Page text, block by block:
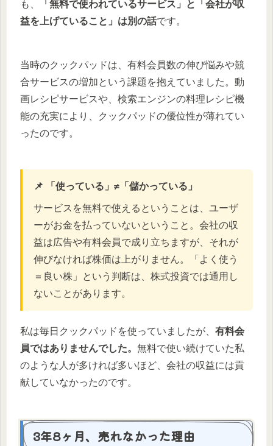
も、
「無料で使われているサービス」と「会社が収
益を上げていること」は別の話です。
当時のクックパッドは、有料会員数の伸び悩みや競
合サービスの増加という課題を抱えていました。動
画レシピサービスや、検索エンジンの料理レシピ機
能の充実により、クックパッドの優位性が薄れてい
ったのです。
📌 「使っている」≠「儲かっている」
サービスを無料で使えるということは、ユーザ
ーがお金を払っていないということ。会社の収
益は広告や有料会員で成り立ちますが、それが
伸びなければ株価は上がりません。「よく使う
＝良い株」という判断は、株式投資では通用し
ないことがあります。
私は毎日クックパッドを使っていましたが、 有料会
員ではありませんでした。 無料で使い続けていた私
のような人が多ければ多いほど、会社の収益には貢
献していなかったのです。
3年8ヶ月、売れなかった理由